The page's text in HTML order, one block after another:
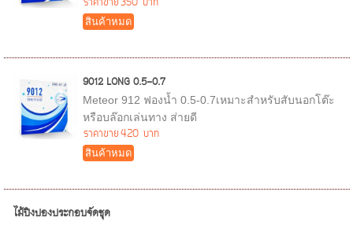
สินค้าหมด
9012 LONG 0.5-0.7
Meteor 912 ฟองน้ำ 0.5-0.7เหมาะสำหรับสับนอกโต๊ะ
หรือบล๊อกเล่นทาง ส่ายดี
ราคาขาย420 บาท
สินค้าหมด
ไม้ปิงปองประกอบจัดชุด